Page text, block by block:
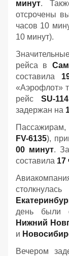
минут.
отсрочены
часов 10
10 минут).
рейса в
составила
«Аэрофлот»
рейсSU-
задержан на
FV-6135),
00 минут.
составила 17
день были
Нижний
и
Вечером